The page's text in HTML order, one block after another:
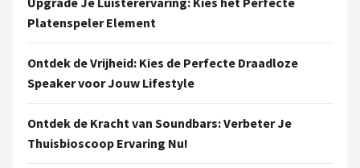
Platenspeler Element
Ontdek de Vrijheid: Kies de Perfecte Draadloze
Speaker voor Jouw Lifestyle
Ontdek de Kracht van Soundbars: Verbeter Je
Thuisbioscoop Ervaring Nu!